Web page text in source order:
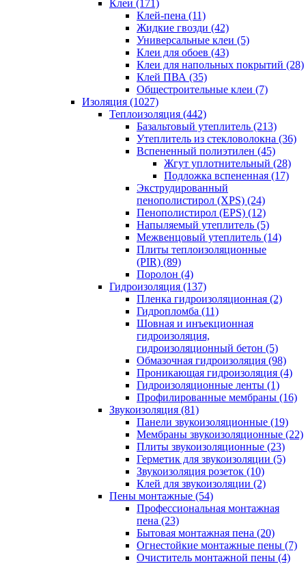
Клеи (171)
Клей-пена (11)
Жидкие гвозди (42)
Универсальные клеи (5)
Клеи для обоев (43)
Клеи для напольных покрытий (28)
Клей ПВА (35)
Общестроительные клеи (7)
Изоляция (1027)
Теплоизоляция (442)
Базальтовый утеплитель (213)
Утеплитель из стекловолокна (36)
Вспененный полиэтилен (45)
Жгут уплотнительный (28)
Подложка вспененная (17)
Экструдированный
пенополистирол (XPS) (24)
Пенополистирол (EPS) (12)
Напыляемый утеплитель (5)
Межвенцовый утеплитель (14)
Плиты теплоизоляционные
(PIR) (89)
Поролон (4)
Гидроизоляция (137)
Пленка гидроизоляционная (2)
Гидропломба (11)
Шовная и инъекционная
гидроизоляция,
гидроизоляционный бетон (5)
Обмазочная гидроизоляция (98)
Проникающая гидроизоляция (4)
Гидроизоляционные ленты (1)
Профилированные мембраны (16)
Звукоизоляция (81)
Панели звукоизоляционные (19)
Мембраны звукоизоляционные (22)
Плиты звукоизоляционные (23)
Герметик для звукоизоляции (5)
Звукоизоляция розеток (10)
Клей для звукоизоляции (2)
Пены монтажные (54)
Профессиональная монтажная
пена (23)
Бытовая монтажная пена (20)
Огнестойкие монтажные пены (7)
Очиститель монтажной пены (4)